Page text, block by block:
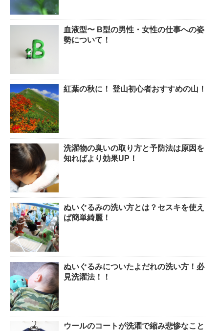
血液型〜 B型の男性・女性の仕事への姿
勢について！
紅葉の秋に！ 登山初心者おすすめの山！
洗濯物の臭いの取り方と予防法は原因を
知ればより効果UP！
ぬいぐるみの洗い方とは？セスキを使え
ば簡単綺麗！
ぬいぐるみについたよだれの洗い方！必
見洗濯法！！
ウールのコートが洗濯で縮み悲惨なこと